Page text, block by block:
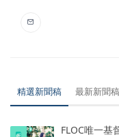
精選新聞稿 最新新聞稿
FLOC唯一基